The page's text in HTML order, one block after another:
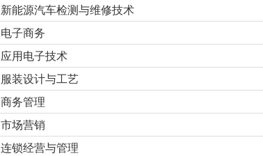
新能源汽车检测与维修技术
电子商务
应用电子技术
服装设计与工艺
商务管理
市场营销
连锁经营与管理